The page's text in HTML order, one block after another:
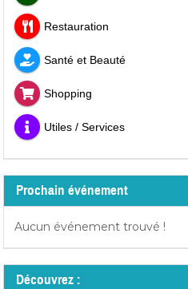
Restauration
Santé et Beauté
Shopping
Utiles / Services
Prochain événement
Aucun événement trouvé !
Découvrez :